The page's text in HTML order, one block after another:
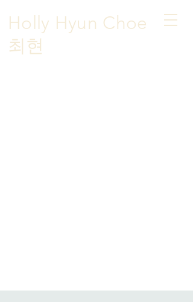
Holly Hyun Choe
​최현